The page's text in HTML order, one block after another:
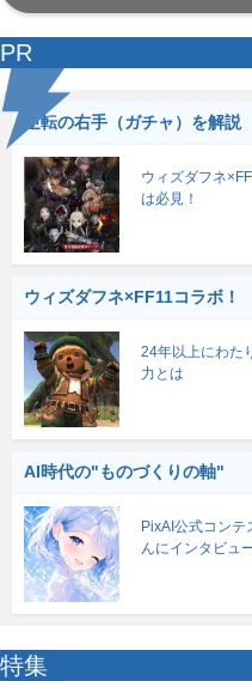
PR
逆転の右手（ガチャ）を解説
ウィズダフネ
は必見！
ウィズダフネ×FF11コラボ！
24年以上にわた
力とは
AI時代の"ものづくりの軸"
PixAI公式コンテ
んにインタビュ
特集